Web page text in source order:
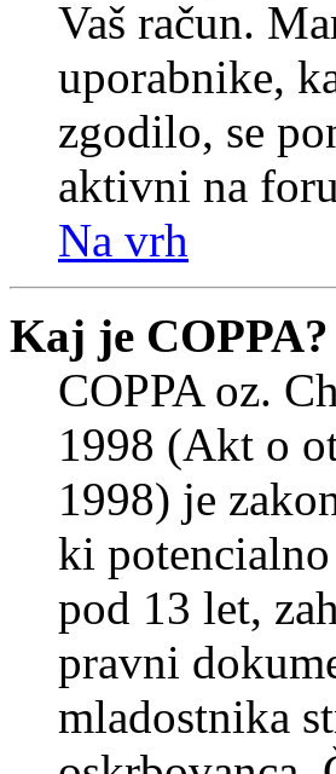
Vaš račun.
uporabnike,
zgodilo, se
aktivni na
Na vrh
Kaj je COPPA?
COPPA oz.
1998 (Akt o
1998) je
ki
pod 13 let,
pravni
mladostnika